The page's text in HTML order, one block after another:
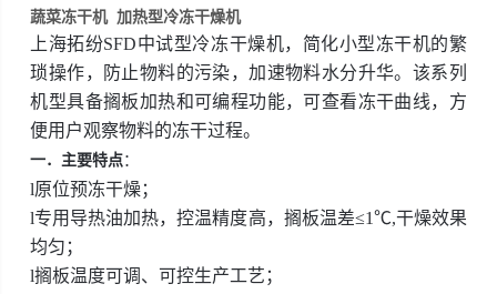
蔬菜冻干机 加热型冷冻干燥机
上海拓纷SFD中试型冷冻干燥机， 简化小型冻干机的繁
琐操作，防止物料的污染，加速物料水分升华。该系列
机型具备搁板加热和可编程功能，可查看冻干曲线，方
便用户观察物料的冻干过程。
一． 主要特点：
l原位预冻干燥；
l专用导热油加热，控温精度高，搁板温差≤1℃,干燥效果
均匀；
l搁板温度可调、可控生产工艺；